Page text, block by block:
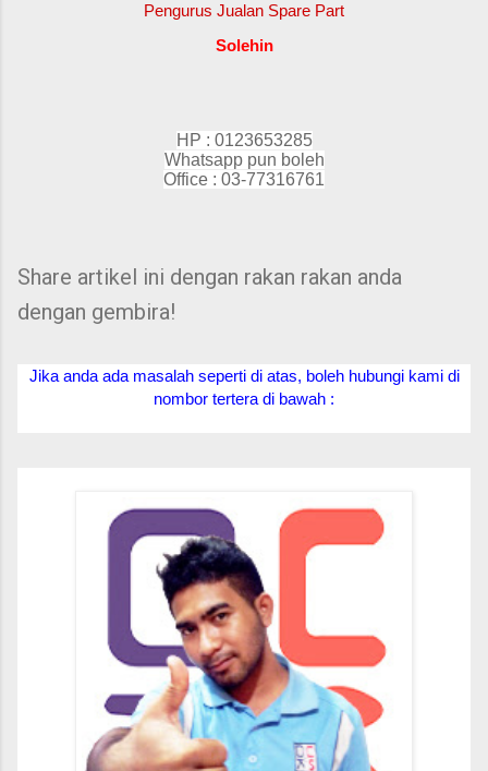
Pengurus Jualan Spare Part
Solehin
HP : 0123653285
Whatsapp pun boleh
Office : 03-77316761
Share artikel ini dengan rakan rakan anda
dengan gembira!
Jika anda ada masalah seperti di atas, boleh hubungi kami di
nombor tertera di bawah :